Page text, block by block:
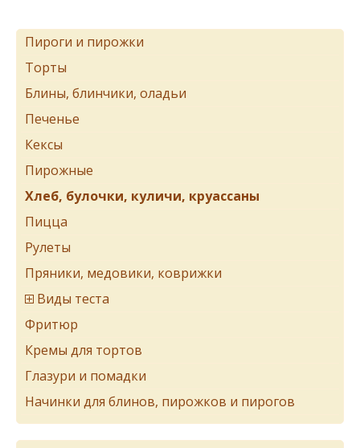
Пироги и пирожки
Торты
Блины, блинчики, оладьи
Печенье
Кексы
Пирожные
Хлеб, булочки, куличи, круассаны
Пицца
Рулеты
Пряники, медовики, коврижки
Виды теста
Фритюр
Кремы для тортов
Глазури и помадки
Начинки для блинов, пирожков и пирогов